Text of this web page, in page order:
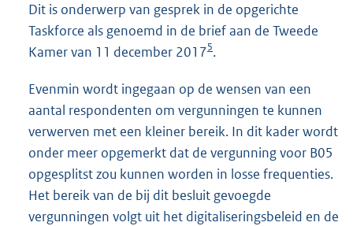
Dit is onderwerp van gesprek in de opgerichte
Taskforce als genoemd in de brief aan de Tweede
Kamer van 11 december 20175.
Evenmin wordt ingegaan op de wensen van een
aantal respondenten om vergunningen te kunnen
verwerven met een kleiner bereik. In dit kader wordt
onder meer opgemerkt dat de vergunning voor B05
opgesplitst zou kunnen worden in losse frequenties.
Het bereik van de bij dit besluit gevoegde
vergunningen volgt uit het digitaliseringsbeleid en de